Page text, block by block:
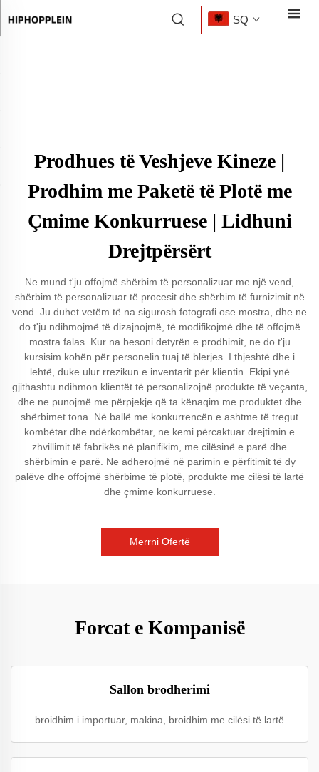
SQ
Prodhues të Veshjeve Kineze |
Prodhim me Paketë të Plotë me
Çmime Konkurruese | Lidhuni
Drejtpërsërt
Ne mund t'ju offojmë shërbim të personalizuar me një vend,
shërbim të personalizuar të procesit dhe shërbim të furnizimit në
vend. Ju duhet vetëm të na sigurosh fotografi ose mostra, dhe ne
do t'ju ndihmojmë të dizajnojmë, të modifikojmë dhe të offojmë
mostra falas. Kur na besoni detyrën e prodhimit, ne do t'ju
kursisim kohën për personelin tuaj të blerjes. I thjeshtë dhe i
lehtë, duke ulur rrezikun e inventarit për klientin. Ekipi ynë
gjithashtu ndihmon klientët të personalizojnë produkte të veçanta,
dhe ne punojmë me përpjekje që ta kënaqim me produktet dhe
shërbimet tona. Në ballë me konkurrencën e ashtme të tregut
kombëtar dhe ndërkombëtar, ne kemi përcaktuar drejtimin e
zhvillimit të fabrikës në planifikim, me cilësinë e parë dhe
shërbimin e parë. Ne adherojmë në parimin e përfitimit të dy
palëve dhe offojmë shërbime të plotë, produkte me cilësi të lartë
dhe çmime konkurruese.
Merrni Ofertë
Forcat e Kompanisë
Sallon brodherimi
broidhim i importuar, makina, broidhim me cilësi të lartë